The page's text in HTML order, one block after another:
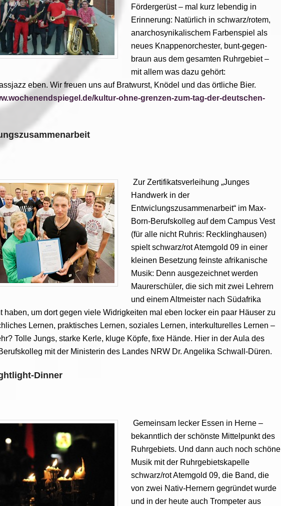
Fördergerüst – mal kurz lebendig in
Erinnerung: Natürlich in schwarz/rotem,
anarchosynikalischem Farbenspiel als
neues Knappenorchester, bunt-gegen-
braun aus dem gesamten Ruhrgebiet –
mit allem was dazu gehört:
eben. Wir freuen uns auf Bratwurst, Knödel und das örtliche Bier.
kultur-ohne-grenzen-zum-tag-der-deutschen-
Zur Zertifikatsverleihung „Junges
Handwerk in der
Entwiclungszusammenarbeit“ im Max-
Born-Berufskolleg auf dem Campus Vest
(für alle nicht Ruhris: Recklinghausen)
spielt schwarz/rot Atemgold 09 in einer
kleinen Besetzung feinste afrikanische
Musik: Denn ausgezeichnet werden
Maurerschüler, die sich mit zwei Lehrern
und einem Altmeister nach Südafrika
haben, um dort gegen viele Widrigkeiten mal eben locker ein paar Häuser zu
Lernen, praktisches Lernen, soziales Lernen, interkulturelles Lernen –
Tolle Jungs, starke Kerle, kluge Köpfe, fixe Hände. Hier in der Aula des
mit der Ministerin des Landes NRW Dr. Angelika Schwall-Düren.
Dinner
Gemeinsam lecker Essen in Herne –
bekanntlich der schönste Mittelpunkt des
Ruhrgebiets. Und dann auch noch schöne
Musik mit der Ruhrgebietskapelle
schwarz/rot Atemgold 09, die Band, die
von zwei Nativ-Hernern gegründet wurde
und in der heute auch Trompeter aus